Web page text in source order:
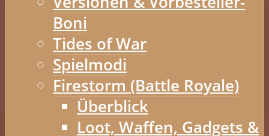
Boni
Tides of War
Spielmodi
Firestorm (Battle Royale)
Überblick
Loot, Waffen, Gadgets &